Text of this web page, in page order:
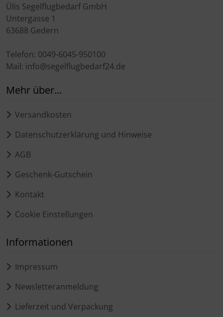
Ülis Segelflugbedarf GmbH
Untergasse 1
63688 Gedern
Telefon: 0049-6045-950100
Mail: info@segelflugbedarf24.de
Mehr über...
Versandkosten
Datenschutzerklärung und Hinweise
AGB
Geschenk-Gutschein
Kontakt
Cookie Einstellungen
Informationen
Impressum
Newsletteranmeldung
Lieferzeit und Verpackung